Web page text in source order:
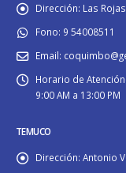
Dirección: Las
Fono: 9 54008511
Email:
Horario de Atención:
9:00 AM a 13:00 PM
TEMUCO
Dirección: Antonio